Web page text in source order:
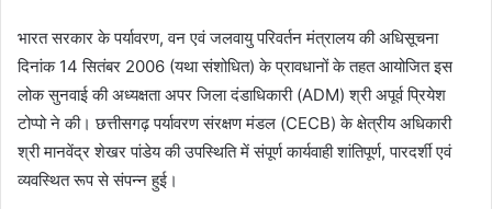
भारत सरकार के पर्यावरण, वन एवं जलवायु परिवर्तन मंत्रालय की अधिसूचना
दिनांक 14 सितंबर 2006 (यथा संशोधित) के प्रावधानों के तहत आयोजित इस
लोक सुनवाई की अध्यक्षता अपर जिला दंडाधिकारी (ADM) श्री अपूर्व प्रियेश
टोप्पो ने की। छत्तीसगढ़ पर्यावरण संरक्षण मंडल (CECB) के क्षेत्रीय अधिकारी
श्री मानवेंद्र शेखर पांडेय की उपस्थिति में संपूर्ण कार्यवाही शांतिपूर्ण, पारदर्शी एवं
व्यवस्थित रूप से संपन्न हुई।